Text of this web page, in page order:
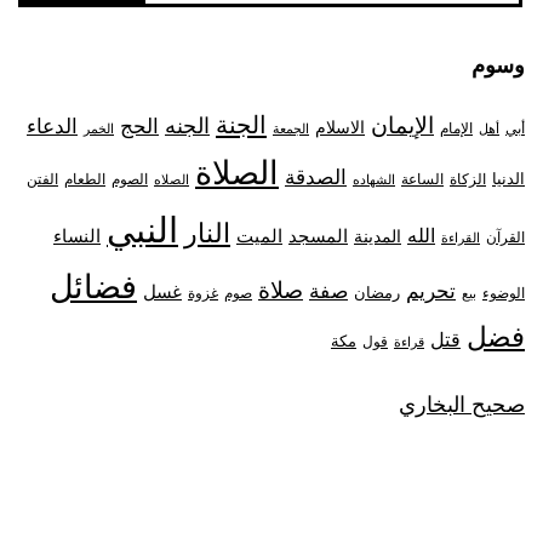
وسوم
أبي أهل الإمام الإيمان الاسلام الجمعة الجنة الجنه الحج الخمر الدعاء
الدنيا الزكاة الساعة الشهاده الصدقة الصلاة الصلاه الصوم الطعام الفتن
القرآن القراءة الله المدينة المسجد الميت النار النبي النساء
الوضوء بيع تحريم رمضان صفة صلاة صوم غزوة غسل فضائل
فضل قتل قراءة قول مكة
صحيح البخاري